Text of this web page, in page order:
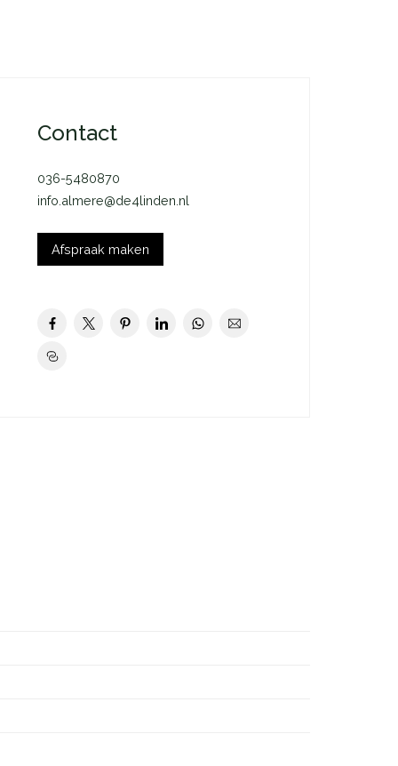
Contact
036-5480870
info.almere@de4linden.nl
Afspraak maken